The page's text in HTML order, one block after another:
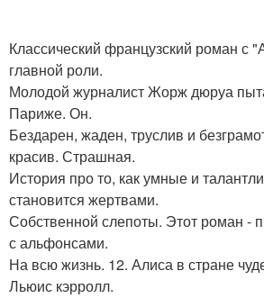
Классический французский роман с
главной роли.
Молодой журналист Жорж дюруа
Париже. Он.
Бездарен, жаден, труслив и
красив. Страшная.
История про то, как умные и
становится жертвами.
Собственной слепоты. Этот роман -
с альфонсами.
На всю жизнь. 12. Алиса в стране
Льюис кэрролл.